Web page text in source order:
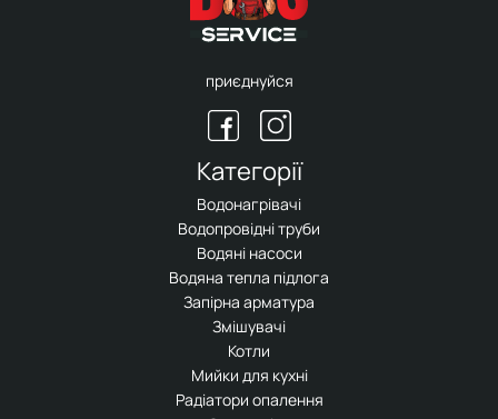
приєднуйся
Категорії
Водонагрівачі
Водопровідні труби
Водяні насоси
Водяна тепла підлога
Запірна арматура
Змішувачі
Котли
Мийки для кухні
Радіатори опалення